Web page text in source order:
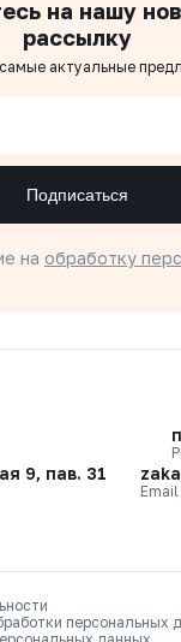
на нашу
рассылку
актуальные
Подписаться
на обработку
9, пав. 31
персональных
данных